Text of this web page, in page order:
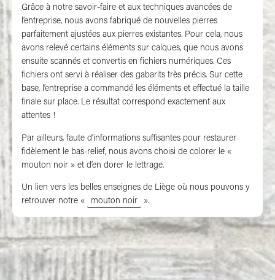
Grâce à notre savoir-faire et aux techniques avancées de
l’entreprise, nous avons fabriqué de nouvelles pierres
parfaitement ajustées aux pierres existantes. Pour cela, nous
avons relevé certains éléments sur calques, que nous avons
ensuite scannés et convertis en fichiers numériques. Ces
fichiers ont servi à réaliser des gabarits très précis. Sur cette
base, l’entreprise a commandé les éléments et effectué la taille
finale sur place. Le résultat correspond exactement aux
attentes !
Par ailleurs, faute d’informations suffisantes pour restaurer
fidèlement le bas-relief, nous avons choisi de colorer le «
mouton noir » et d’en dorer le lettrage.
Un lien vers les belles enseignes de Liège où nous pouvons y
retrouver notre «
mouton noir ».